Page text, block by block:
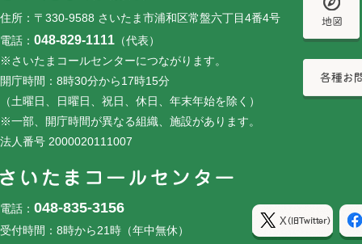
住所：〒330-9588 さいたま市浦和区常盤六丁目4番4号
電話： 048-829-1111 （代表）
※さいたまコールセンターにつながります。
開庁時間：8時30分から17時15分
（土曜日、日曜日、祝日、休日、年末年始を除く）
※一部、開庁時間が異なる組織、施設があります。
法人番号 2000020111007
電話： 048-835-3156
受付時間：8時から21時（年中無休）